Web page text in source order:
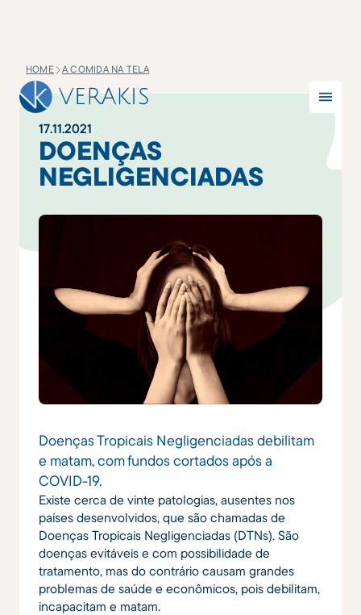
HOME A COMIDA NA TELA
17.11.2021
DOENÇAS
NEGLIGENCIADAS
Doenças Tropicais Negligenciadas debilitam
e matam, com fundos cortados após a
COVID-19.
Existe cerca de vinte patologias, ausentes nos
países desenvolvidos, que são chamadas de
Doenças Tropicais Negligenciadas (DTNs). São
doenças evitáveis ​​e com possibilidade de
tratamento, mas do contrário causam grandes
problemas de saúde e econômicos, pois debilitam,
incapacitam e matam.